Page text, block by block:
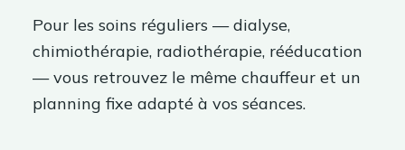
Pour les soins réguliers — dialyse,
chimiothérapie, radiothérapie, rééducation
— vous retrouvez le même chauffeur et un
planning fixe adapté à vos séances.